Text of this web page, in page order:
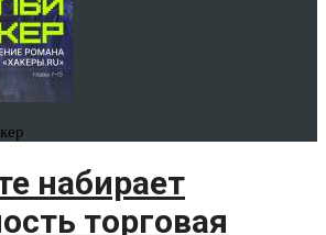
набирает
торговая